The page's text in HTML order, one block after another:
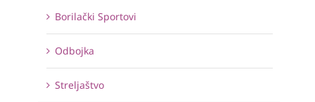
Borilački Sportovi
Odbojka
Streljaštvo